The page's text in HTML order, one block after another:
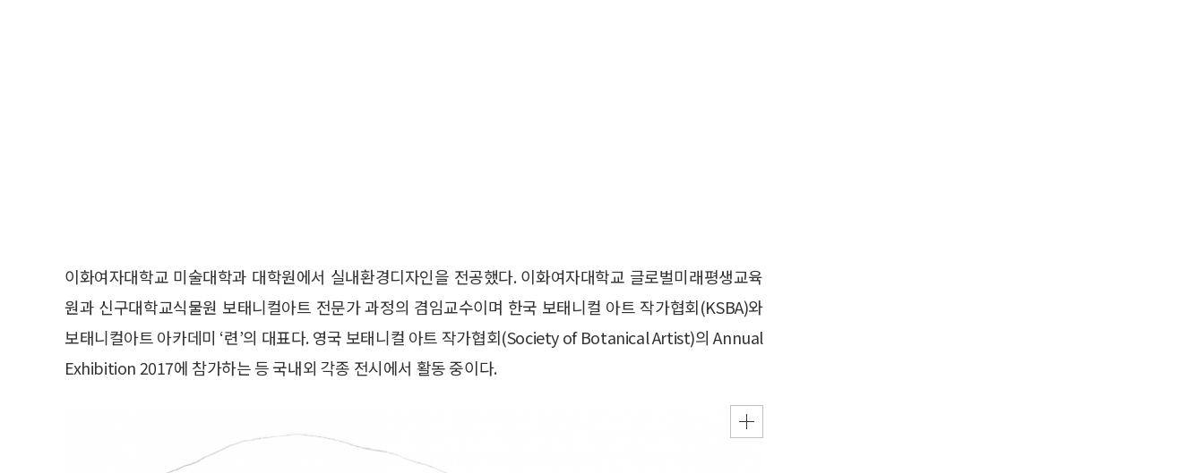
이화여자대학교 미술대학과 대학원에서 실내환경디자인을 전공했다. 이화여자대학교 글로벌미래평생교육
원과 신구대학교식물원 보태니컬아트 전문가 과정의 겸임교수이며 한국 보태니컬 아트 작가협회(KSBA)와
보태니컬아트 아카데미 ‘련’의 대표다. 영국 보태니컬 아트 작가협회(Society of Botanical Artist)의 Annual
Exhibition 2017에 참가하는 등 국내외 각종 전시에서 활동 중이다.